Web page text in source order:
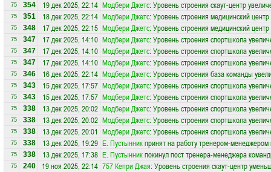
75 354 19 дек 2025, 22:14 Модбери Джетс: Уровень строения скаут-центр
75 351 18 дек 2025, 22:14 Модбери Джетс: Уровень строения медицинский
75 348 17 дек 2025, 22:15 Модбери Джетс: Уровень строения медицинский
75 347 17 дек 2025, 14:10 Модбери Джетс: Уровень строения спортшкола
75 347 17 дек 2025, 14:10 Модбери Джетс: Уровень строения спортшкола
75 347 17 дек 2025, 14:10 Модбери Джетс: Уровень строения спортшкола
75 346 16 дек 2025, 22:14 Модбери Джетс: Уровень строения база команды
75 343 15 дек 2025, 17:57 Модбери Джетс: Уровень строения спортшкола
75 343 15 дек 2025, 17:57 Модбери Джетс: Уровень строения спортшкола
75 338 13 дек 2025, 20:02 Модбери Джетс: Уровень строения спортшкола
75 338 13 дек 2025, 20:02 Модбери Джетс: Уровень строения спортшкола
75 338 13 дек 2025, 20:01 Модбери Джетс: Уровень строения спортшкола
75 338 13 дек 2025, 19:29 Е. Пустынникпринят на работу тренером-
75 338 13 дек 2025, 17:38 Е. Пустынникпокинул пост тренера-менеджера
75 240 19 ноя 2025, 22:14 757 Кепри Джая: Уровень строения скаут-центр